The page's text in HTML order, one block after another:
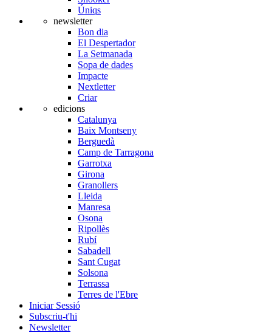
Úniqs
newsletter
Bon dia
El Despertador
La Setmanada
Sopa de dades
Impacte
Nextletter
Criar
edicions
Catalunya
Baix Montseny
Berguedà
Camp de Tarragona
Garrotxa
Girona
Granollers
Lleida
Manresa
Osona
Ripollès
Rubí
Sabadell
Sant Cugat
Solsona
Terrassa
Terres de l'Ebre
Iniciar Sessió
Subscriu-t'hi
Newsletter